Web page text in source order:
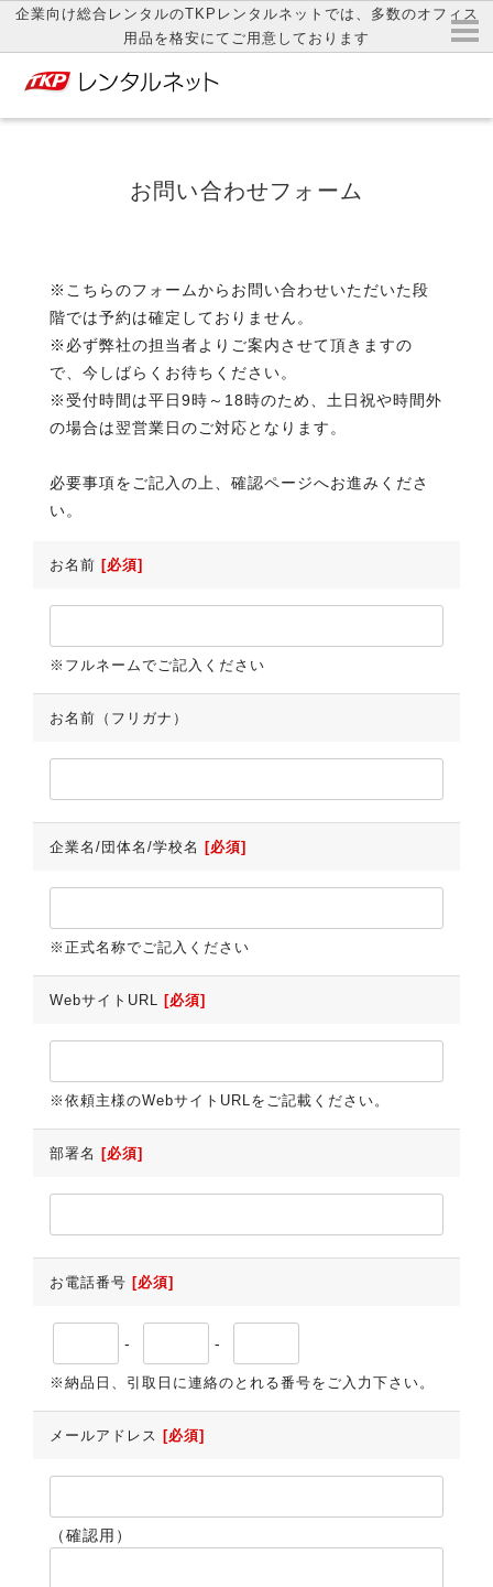
企業向け総合レンタルのTKPレンタルネットでは、多数のオフィス
用品を格安にてご用意しております
お問い合わせフォーム
※こちらのフォームからお問い合わせいただいた段
階では予約は確定しておりません。
※必ず弊社の担当者よりご案内させて頂きますの
で、今しばらくお待ちください。
※受付時間は平日9時～18時のため、土日祝や時間外
の場合は翌営業日のご対応となります。
必要事項をご記入の上、確認ページへお進みくださ
い。
お名前 [必須]
※フルネームでご記入ください
お名前（フリガナ）
企業名/団体名/学校名 [必須]
※正式名称でご記入ください
WebサイトURL [必須]
※依頼主様のWebサイトURLをご記載ください。
部署名 [必須]
お電話番号 [必須]
- -
※納品日、引取日に連絡のとれる番号をご入力下さい。
メールアドレス [必須]
（確認用）